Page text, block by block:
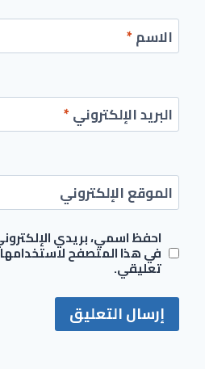
الاسم*
البريد الإلكتروني*
الموقع الإلكتروني
احفظ اسمي، بريدي
في هذا المتصفح
تعليقي.